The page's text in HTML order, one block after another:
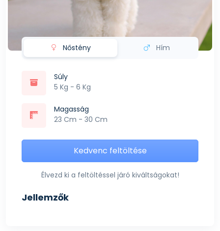
Nőstény Hím
Súly
5 Kg - 6 Kg
Magasság
23 Cm - 30 Cm
Kedvenc feltöltése
Élvezd ki a feltöltéssel járó kiváltságokat!
Jellemzők